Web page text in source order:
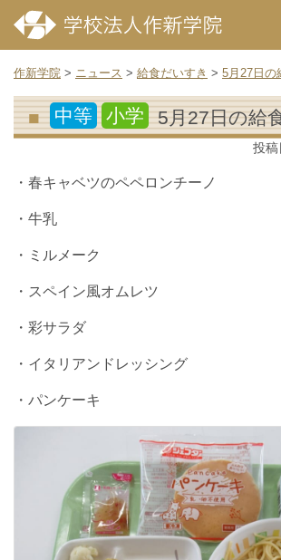
作新学院 > ニュース > 給食だいすき > 5月27日の
中等 小学 5月27日の給
投稿
・春キャベツのペペロンチーノ
・牛乳
・ミルメーク
・スペイン風オムレツ
・彩サラダ
・イタリアンドレッシング
・パンケーキ